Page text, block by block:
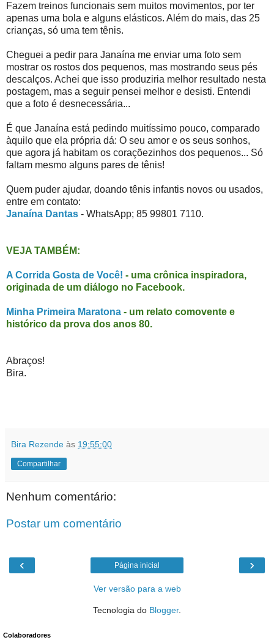
Fazem treinos funcionais sem muitos movimentos, por ter
apenas uma bola e alguns elásticos. Além do mais, das 25
crianças, só uma tem tênis.
Cheguei a pedir para Janaína me enviar uma foto sem
mostrar os rostos dos pequenos, mas mostrando seus pés
descalços. Achei que isso produziria melhor resultado nesta
postagem, mas a seguir pensei melhor e desisti. Entendi
que a foto é desnecessária...
É que Janaína está pedindo muitíssimo pouco, comparado
àquilo que ela própria dá: O seu amor e os seus sonhos,
que agora já habitam os coraçõezinhos dos pequenos... Só
faltam mesmo alguns pares de tênis!
Quem puder ajudar, doando tênis infantis novos ou usados,
entre em contato:
Janaína Dantas - WhatsApp; 85 99801 7110.
VEJA TAMBÉM:
A Corrida Gosta de Você! - uma crônica inspiradora,
originada de um diálogo no Facebook.
Minha Primeira Maratona - um relato comovente e
histórico da prova dos anos 80.
Abraços!
Bira.
Bira Rezende às 19:55:00
Compartilhar
Nenhum comentário:
Postar um comentário
‹ ›
Página inicial
Ver versão para a web
Tecnologia do Blogger.
Colaboradores